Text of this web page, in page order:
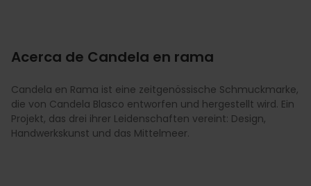
Acerca de Candela en rama
Candela en Rama ist eine zeitgenössische Schmuckmarke,
die von Candela Blasco entworfen und hergestellt wird. Ein
Projekt, das drei ihrer Leidenschaften vereint: Design,
Handwerkskunst und das Mittelmeer.